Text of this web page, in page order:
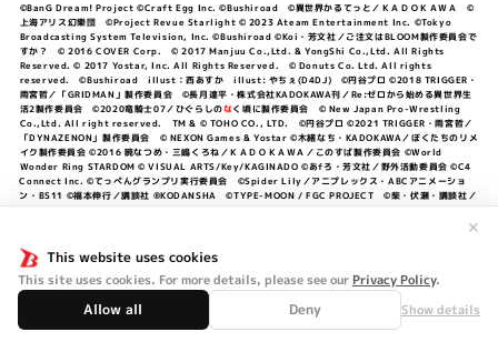
This website uses cookies
This site uses cookies. For more details, please see our Privacy Policy.
Allow all Deny Show details
✕
©BanG Dream! Project ©Craft Egg Inc. ©Bushiroad ©異世界かるてっと／ＫＡＤＯＫＡＷＡ ©
上海アリス幻樂団 ©Project Revue Starlight © 2023 Ateam Entertainment Inc. ©Tokyo
Broadcasting System Television, Inc. ©Bushiroad ©Koi・芳文社／ご注文はBLOOM製作委員会で
すか？ © 2016 COVER Corp. © 2017 Manjuu Co.,Ltd. & YongShi Co.,Ltd. All Rights
Reserved. © 2017 Yostar, Inc. All Rights Reserved. © Donuts Co. Ltd. All rights
reserved. ©Bushiroad illust：西あすか illust: やちぇ(D4DJ) ©円谷プロ ©2018 TRIGGER・
雨宮哲／「GRIDMAN」製作委員会 ©長月達平・株式会社KADOKAWA刊／Re:ゼロから始める異世界生
活2製作委員会 ©2020竜騎士07／ひぐらしのなく頃に製作委員会 © New Japan Pro-Wrestling
Co.,Ltd. All right reserved. TM & © TOHO CO., LTD. ©円谷プロ ©2021 TRIGGER・雨宮哲／
「DYNAZENON」製作委員会 © NEXON Games & Yostar ©木緒なち・KADOKAWA／ぼくたちのリメ
イク製作委員会 ©2016 暁なつめ・三嶋くろね／ＫＡＤＯＫＡＷＡ／このすば製作委員会 ©World
Wonder Ring STARDOM © VISUAL ARTS/Key/KAGINADO ©あfろ・芳文社／野外活動委員会 ©C4
Connect Inc. ©てっぺんグランプリ実行委員会 ©Spider Lily／アニプレックス・ABCアニメーショ
ン・BS11 ©福本伸行／講談社 ®KODANSHA ©TYPE-MOON / FGC PROJECT ©柴・伏瀬・講談社／
©中村力斗・野澤ゆき子／集英社・君のことが大大大大大好きな製作委員会 ©IIS-P／ぽんのみち製作委
員会 ©円谷プロ ©2023 TRIGGER・雨宮哲／「劇場版グリッドマンユニバース」製作委員会 © NEXON
Games／アビドス商店街 ©プロジェクトラブライブ！蓮ノ空女学院スクールアイドルクラブ ©「勇気爆
発バーンブレイバーン」製作委員会